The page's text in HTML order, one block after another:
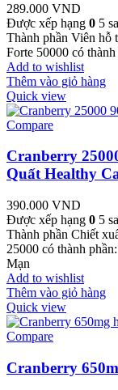
289.000 VND
Được xếp hạng 0 5
Thành phần Viên hỗ
Forte 50000 có
Add to wishlist
Thêm vào giỏ hàng
Quick view
Compare
Cranberry
Quất Healthy
390.000 VND
Được xếp hạng 0 5
Thành phần Chiết
25000 có thành
Mạn
Add to wishlist
Thêm vào giỏ hàng
Quick view
Compare
Cranberry